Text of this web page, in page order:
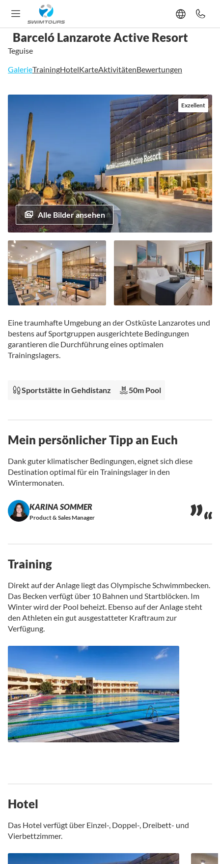
Barceló Lanzarote Active Resort
Teguise
GalerieTrainingHotelKarteAktivitätenBewertungen
Bildgalerie
springen
Exzellent
Alle Bilder ansehen
Anfang
der
Bildgalerie
springen
Eine traumhafte Umgebung an der Ostküste Lanzarotes und
bestens auf Sportgruppen ausgerichtete Bedingungen
garantieren die Durchführung eines optimalen
Trainingslagers.
Sportstätte in Gehdistanz 50m Pool
Mein persönlicher Tipp an Euch
Dank guter klimatischer Bedingungen, eignet sich diese
Destination optimal für ein Trainingslager in den
Wintermonaten.
KARINA SOMMER
Product & Sales Manager
Training
Direkt auf der Anlage liegt das Olympische Schwimmbecken.
Das Becken verfügt über 10 Bahnen und Startblöcken. Im
Winter wird der Pool beheizt. Ebenso auf der Anlage steht
den Athleten ein gut ausgestatteter Kraftraum zur
Verfügung.
Hotel
Das Hotel verfügt über Einzel-, Doppel-, Dreibett- und
Vierbettzimmer.